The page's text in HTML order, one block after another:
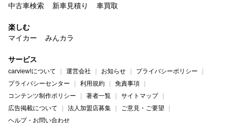
中古車検索
新車見積り 車買取
楽しむ
マイカー
みんカラ
サービス
carview!について 運営会社 お知らせ
プライバシーポリシー
プライバシーセンター
利用規約
免責事項
コンテンツ制作ポリシー
著者一覧
サイトマップ
広告掲載について
法人加盟店募集
ご意見・ご要望
ヘルプ・お問い合わせ